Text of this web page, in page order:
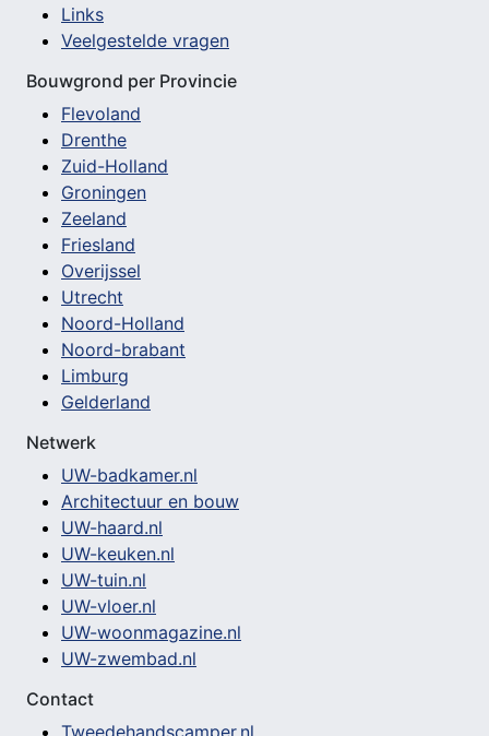
Links
Veelgestelde vragen
Bouwgrond per Provincie
Flevoland
Drenthe
Zuid-Holland
Groningen
Zeeland
Friesland
Overijssel
Utrecht
Noord-Holland
Noord-brabant
Limburg
Gelderland
Netwerk
UW-badkamer.nl
Architectuur en bouw
UW-haard.nl
UW-keuken.nl
UW-tuin.nl
UW-vloer.nl
UW-woonmagazine.nl
UW-zwembad.nl
Contact
Tweedehandscamper.nl